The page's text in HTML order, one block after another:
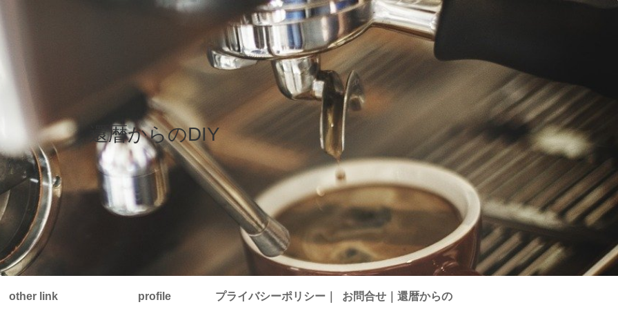
還暦からのDIY
other link profile プライバシーポリシー｜ お問合せ｜還暦からの